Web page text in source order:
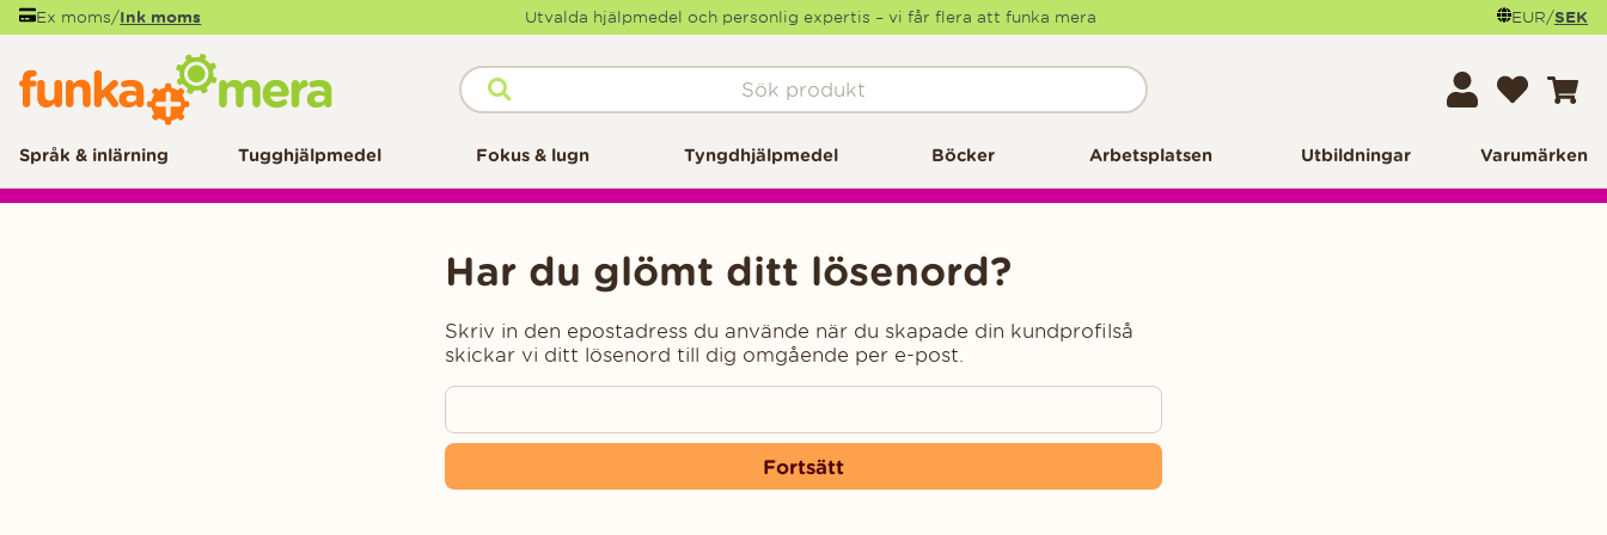
Ex moms/Ink moms Utvalda hjälpmedel och personlig expertis – vi får flera att funka mera EUR/SEK
Språk & inlärning Tugghjälpmedel Fokus & lugn Tyngdhjälpmedel Böcker Arbetsplatsen Utbildningar Varumärken
Har du glömt ditt lösenord?
Skriv in den epostadress du använde när du skapade din kundprofilså
skickar vi ditt lösenord till dig omgående per e-post.
Fortsätt